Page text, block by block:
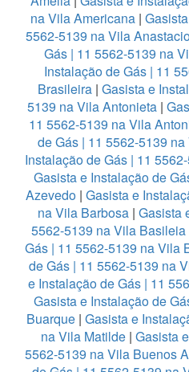
na Vila Americana |
5562-5139 na Vila
Gás | 11 5562-5139 na
Instalação de Gás | 11
Brasileira | Gasista e
5139 na Vila Antonieta|
11 5562-5139 na Vila
de Gás | 11 5562-5139
Instalação de Gás | 11
Gasista e Instalação de
Azevedo| Gasista e
na Vila Barbosa| Gasista
5562-5139 na Vila Basileia
Gás | 11 5562-5139 na Vila
de Gás | 11 5562-5139 na
e Instalação de Gás | 11
Gasista e Instalação de
Buarque| Gasista e
na Vila Matilde| Gasista
5562-5139 na Vila Buenos